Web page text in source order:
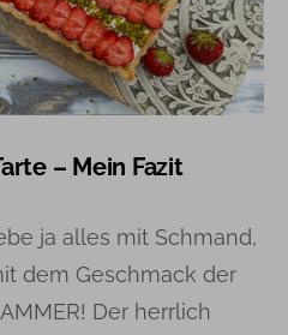
– Mein Fazit
ja alles mit Schmand,
dem Geschmack der
Der herrlich